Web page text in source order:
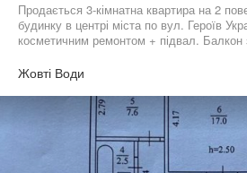
Продається 3-кімнатна квартира на 2
будинку в центрі міста по вул. Героїв
косметичним ремонтом + підвал. Балкон
загальний лічильник тепла. Будинок
управлінням ОСББ. У пішій доступності
необхідна інфраструктура. Ціна 16 900
Жовті Води